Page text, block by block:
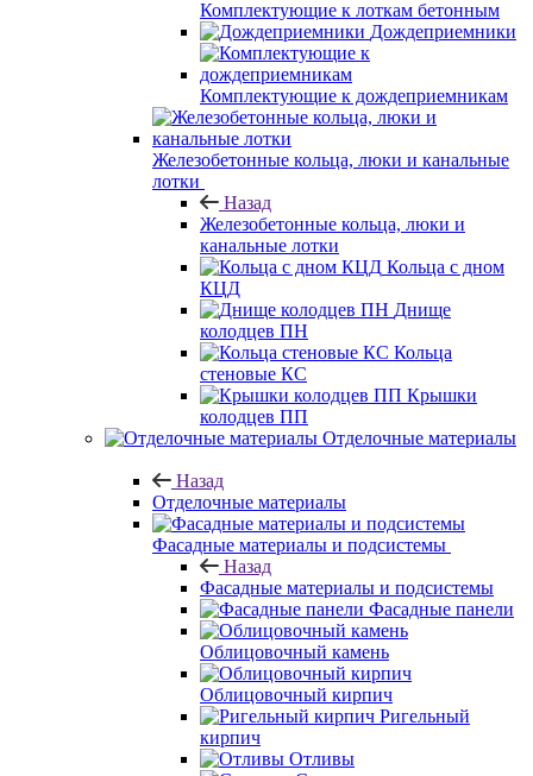
Комплектующие к лоткам бетонным
Дождеприемники
Комплектующие к дождеприемникам
Железобетонные кольца, люки и канальные
лотки
Назад
Железобетонные кольца, люки и
канальные лотки
Кольца с дном
КЦД
Днище
колодцев ПН
Кольца
стеновые КС
Крышки
колодцев ПП
Отделочные материалы
Назад
Отделочные материалы
Фасадные материалы и подсистемы
Назад
Фасадные материалы и подсистемы
Фасадные панели
Облицовочный камень
Облицовочный кирпич
Ригельный
кирпич
Отливы